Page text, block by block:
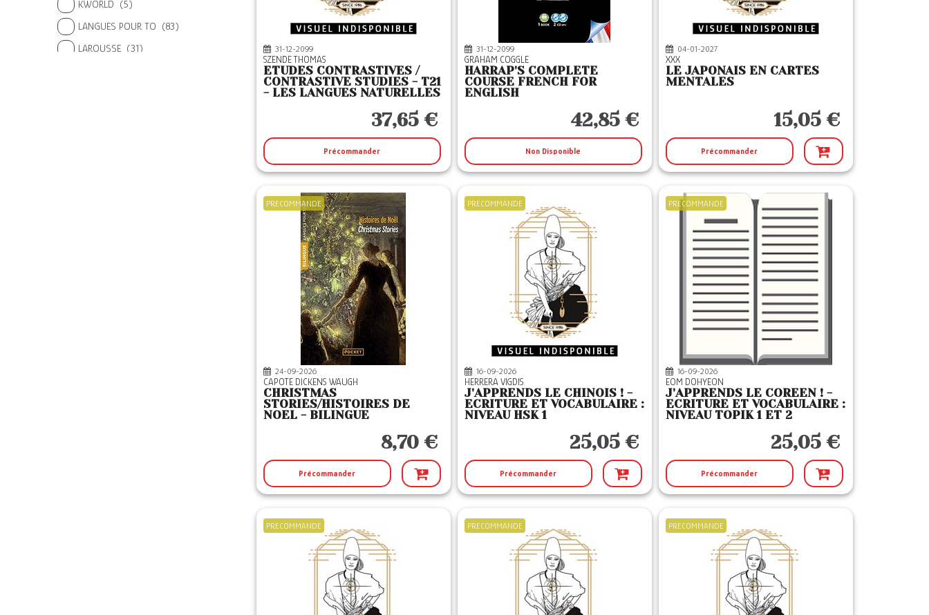
KWORLD (5)
LANGUES POUR TO (83)
LAROUSSE (31)
31-12-2099
SZENDE THOMAS
ETUDES CONTRASTIVES /
CONTRASTIVE STUDIES - T21
- LES LANGUES NATURELLES
37,65 €
Précommander
31-12-2099
GRAHAM COGGLE
HARRAP'S COMPLETE
COURSE FRENCH FOR
ENGLISH
42,85 €
Non Disponible
04-01-2027
XXX
LE JAPONAIS EN CARTES
MENTALES
15,05 €
Précommander
PRECOMMANDE
24-09-2026
CAPOTE DICKENS WAUGH
CHRISTMAS
STORIES/HISTOIRES DE
NOEL - BILINGUE
8,70 €
Précommander
PRECOMMANDE
16-09-2026
HERRERA VIGDIS
J'APPRENDS LE CHINOIS ! -
ECRITURE ET VOCABULAIRE :
NIVEAU HSK 1
25,05 €
Précommander
PRECOMMANDE
16-09-2026
EOM DOHYEON
J'APPRENDS LE COREEN ! -
ECRITURE ET VOCABULAIRE :
NIVEAU TOPIK 1 ET 2
25,05 €
Précommander
PRECOMMANDE PRECOMMANDE PRECOMMANDE